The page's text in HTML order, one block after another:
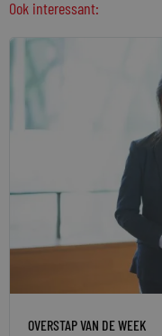
Ook interessant:
OVERSTAP VAN DE WEEK